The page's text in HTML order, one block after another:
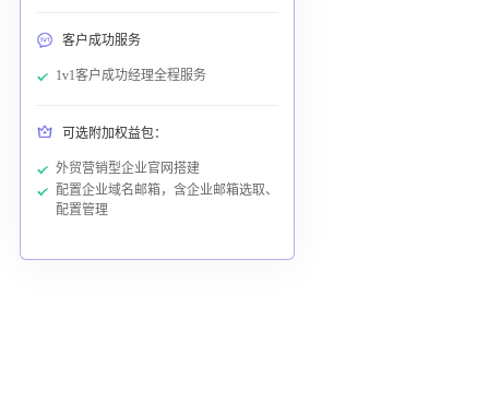
客户成功服务
1v1客户成功经理全程服务
可选附加权益包：
外贸营销型企业官网搭建
配置企业域名邮箱，含企业邮箱选取、
配置管理